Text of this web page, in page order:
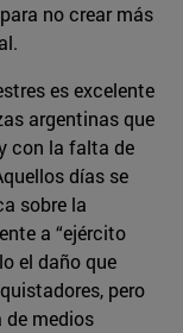
no crear más
es excelente
argentinas que
con la falta de
días se
sobre la
a “ejército
el daño que
pero
medios